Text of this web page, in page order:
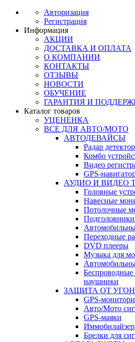
Авторизация
Регистрация
Информация
АКЦИИ
ДОСТАВКА И ОПЛАТА
О КОМПАНИИ
КОНТАКТЫ
ОТЗЫВЫ
НОВОСТИ
ОБУЧЕНИЕ
ГАРАНТИЯ И
Каталог товаров
УЦЕНЕНКА
ВСЕ ДЛЯ АВТО/МОТО
АВТОДЕВАЙСЫ
Радар
Комбо
Видео
GPS-
АУДИО И ВИДЕО
Головные
Навесные
Потолочные
Переходные
DVD плееры
Музыка для
наушники
ЗАЩИТА ОТ
GPS-
Авто/Мото
GPS-маяки
Брелки для